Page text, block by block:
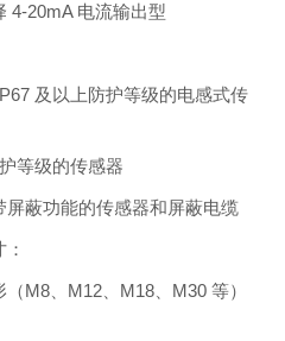
4-20mA 电流输出型
及以上防护等级的电感式传
等级的传感器
蔽功能的传感器和屏蔽电缆
M8、M12、M18、M30 等）